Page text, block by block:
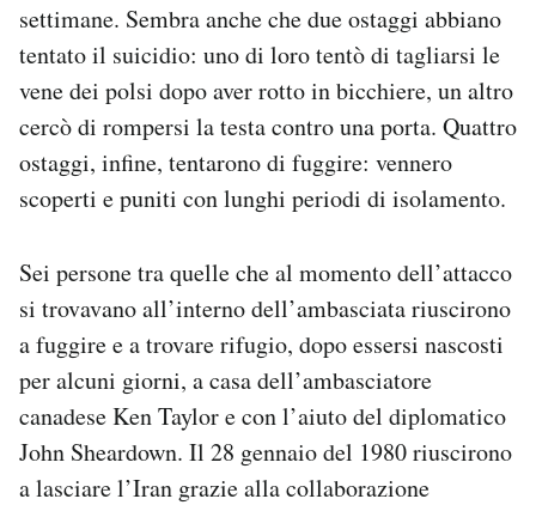
settimane. Sembra anche che due ostaggi abbiano
tentato il suicidio: uno di loro tentò di tagliarsi le
vene dei polsi dopo aver rotto in bicchiere, un altro
cercò di rompersi la testa contro una porta. Quattro
ostaggi, infine, tentarono di fuggire: vennero
scoperti e puniti con lunghi periodi di isolamento.
Sei persone tra quelle che al momento dell’attacco
si trovavano all’interno dell’ambasciata riuscirono
a fuggire e a trovare rifugio, dopo essersi nascosti
per alcuni giorni, a casa dell’ambasciatore
canadese Ken Taylor e con l’aiuto del diplomatico
John Sheardown. Il 28 gennaio del 1980 riuscirono
a lasciare l’Iran grazie alla collaborazione